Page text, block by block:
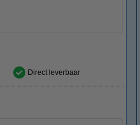
Direct leverbaar